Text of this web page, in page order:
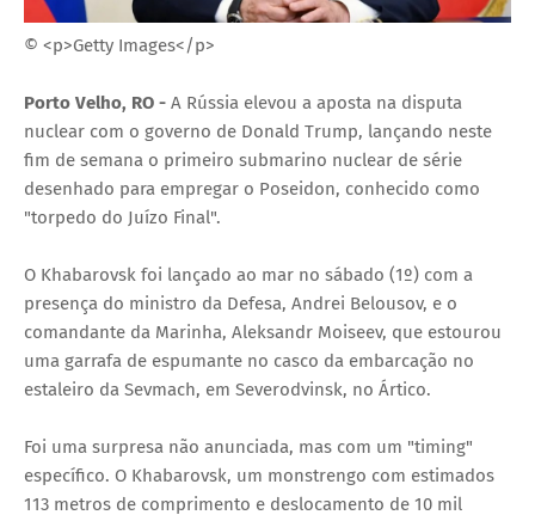
© <p>Getty Images</p>
Porto Velho, RO - A Rússia elevou a aposta na disputa
nuclear com o governo de Donald Trump, lançando neste
fim de semana o primeiro submarino nuclear de série
desenhado para empregar o Poseidon, conhecido como
"torpedo do Juízo Final".
O Khabarovsk foi lançado ao mar no sábado (1º) com a
presença do ministro da Defesa, Andrei Belousov, e o
comandante da Marinha, Aleksandr Moiseev, que estourou
uma garrafa de espumante no casco da embarcação no
estaleiro da Sevmach, em Severodvinsk, no Ártico.
Foi uma surpresa não anunciada, mas com um "timing"
específico. O Khabarovsk, um monstrengo com estimados
113 metros de comprimento e deslocamento de 10 mil